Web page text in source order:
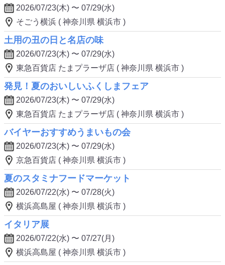
2026/07/23(木) 〜 07/29(水)
そごう横浜 ( 神奈川県 横浜市 )
土用の丑の日と名店の味
2026/07/23(木) 〜 07/29(水)
東急百貨店 たまプラーザ店 ( 神奈川県 横浜市 )
発見！夏のおいしいふくしまフェア
2026/07/23(木) 〜 07/29(水)
東急百貨店 たまプラーザ店 ( 神奈川県 横浜市 )
バイヤーおすすめうまいもの会
2026/07/23(木) 〜 07/29(水)
京急百貨店 ( 神奈川県 横浜市 )
夏のスタミナフードマーケット
2026/07/22(水) 〜 07/28(火)
横浜高島屋 ( 神奈川県 横浜市 )
イタリア展
2026/07/22(水) 〜 07/27(月)
横浜高島屋 ( 神奈川県 横浜市 )